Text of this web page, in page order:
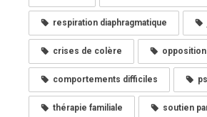
respiration diaphragmatique
crises de colère opposition
comportements difficiles
thérapie familiale soutien